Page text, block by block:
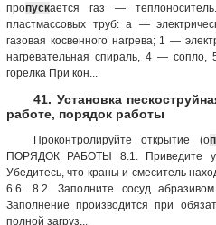
пропускается газ —
пластмассовых труб: а —
газовая косвенного нагрева; 1 —
нагревательная спираль, 4 —
горелка При кон...
41. Установка
работе, порядок работы
Проконтролируйте открытие (о
ПОРЯДОК РАБОТЫ 8.1. Приведите
Убедитесь, что краны и смеситель
6.6. 8.2. Заполните сосуд
Заполнение производится при
полной загруз...